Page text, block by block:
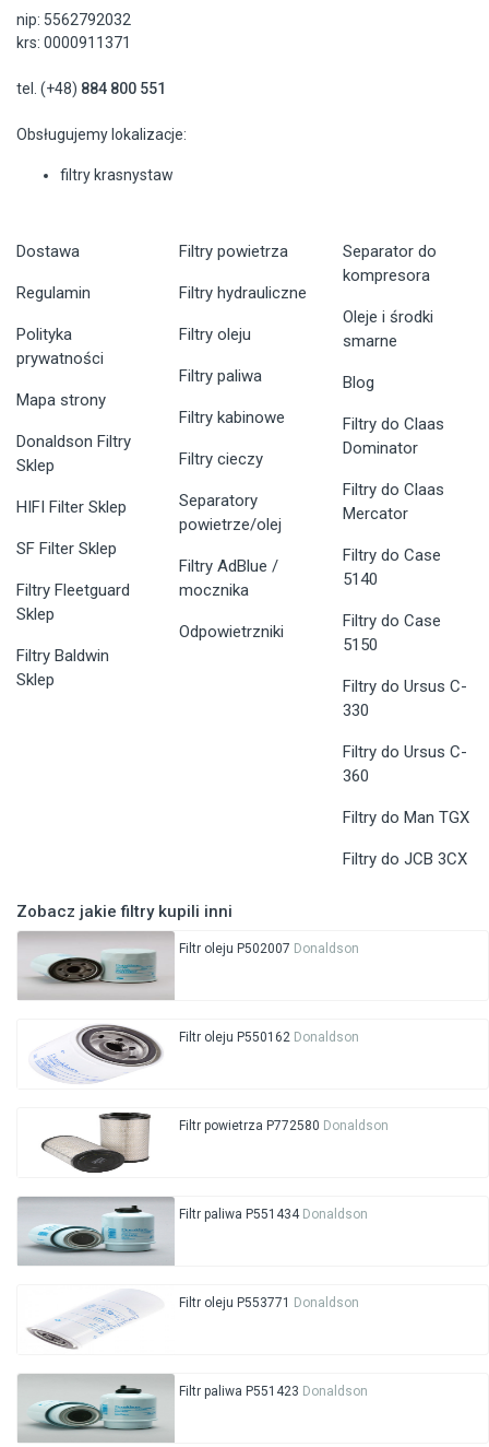
nip: 5562792032
krs: 0000911371
tel. (+48) 884 800 551
Obsługujemy lokalizacje:
filtry krasnystaw
Dostawa
Regulamin
Polityka
prywatności
Mapa strony
Donaldson Filtry
Sklep
HIFI Filter Sklep
SF Filter Sklep
Filtry Fleetguard
Sklep
Filtry Baldwin
Sklep
Filtry powietrza
Filtry hydrauliczne
Filtry oleju
Filtry paliwa
Filtry kabinowe
Filtry cieczy
Separatory
powietrze/olej
Filtry AdBlue /
mocznika
Odpowietrzniki
Separator do
kompresora
Oleje i środki
smarne
Blog
Filtry do Claas
Dominator
Filtry do Claas
Mercator
Filtry do Case
5140
Filtry do Case
5150
Filtry do Ursus C-
330
Filtry do Ursus C-
360
Filtry do Man TGX
Filtry do JCB 3CX
Zobacz jakie filtry kupili inni
Filtr oleju P502007 Donaldson
Filtr oleju P550162 Donaldson
Filtr powietrza P772580 Donaldson
Filtr paliwa P551434 Donaldson
Filtr oleju P553771 Donaldson
Filtr paliwa P551423 Donaldson